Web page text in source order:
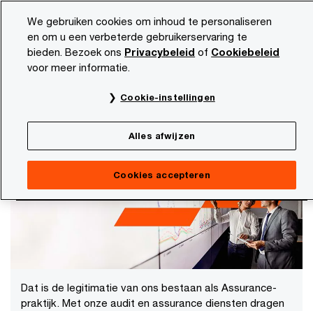
content
footer
PwC NL Onze dienstverlening Audit & Assurance
'Inspire a movement that builds trust in business
and beyond’
Audit & Assurance
Dat is de legitimatie van ons bestaan als Assurance-
praktijk. Met onze audit en assurance diensten dragen
We gebruiken cookies om inhoud te personaliseren
en om u een verbeterde gebruikerservaring te
bieden. Bezoek ons Privacybeleid of Cookiebeleid
voor meer informatie.
Cookie-instellingen
Alles afwijzen
Cookies accepteren